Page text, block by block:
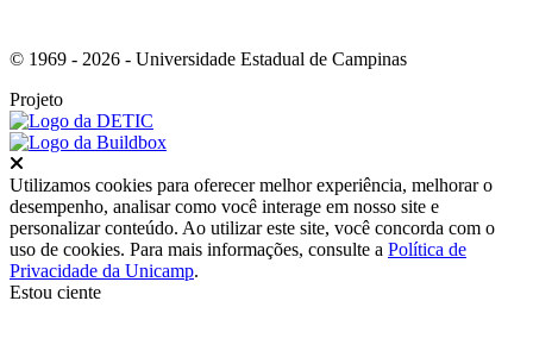
© 1969 - 2026 - Universidade Estadual de Campinas
Projeto
Utilizamos cookies para oferecer melhor experiência, melhorar o
desempenho, analisar como você interage em nosso site e
personalizar conteúdo. Ao utilizar este site, você concorda com o
uso de cookies. Para mais informações, consulte a Política de
Privacidade da Unicamp.
Estou ciente